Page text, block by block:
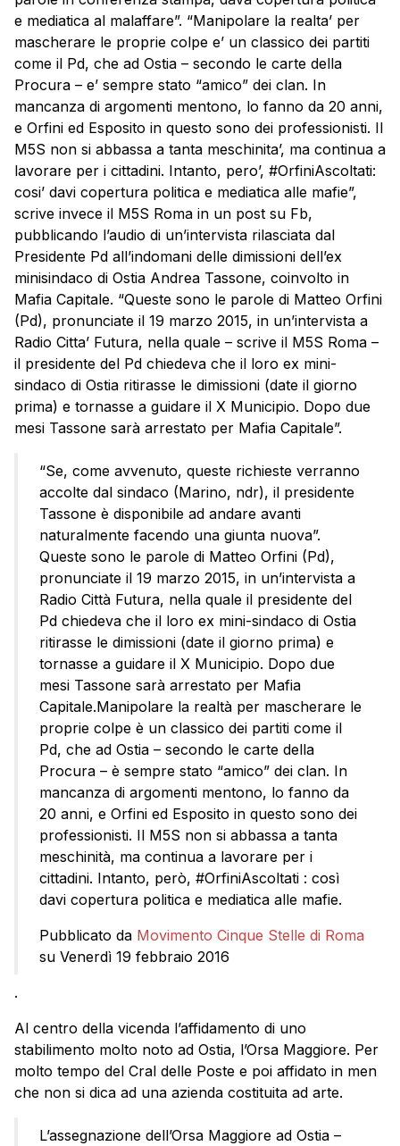
e mediatica al malaffare”. “Manipolare la realta’ per
mascherare le proprie colpe e’ un classico dei partiti
come il Pd, che ad Ostia – secondo le carte della
Procura – e’ sempre stato “amico” dei clan. In
mancanza di argomenti mentono, lo fanno da 20 anni,
e Orfini ed Esposito in questo sono dei professionisti. Il
M5S non si abbassa a tanta meschinita’, ma continua a
lavorare per i cittadini. Intanto, pero’, #OrfiniAscoltati:
cosi’ davi copertura politica e mediatica alle mafie”,
scrive invece il M5S Roma in un post su Fb,
pubblicando l’audio di un’intervista rilasciata dal
Presidente Pd all’indomani delle dimissioni dell’ex
minisindaco di Ostia Andrea Tassone, coinvolto in
Mafia Capitale. “Queste sono le parole di Matteo Orfini
(Pd), pronunciate il 19 marzo 2015, in un’intervista a
Radio Citta’ Futura, nella quale – scrive il M5S Roma –
il presidente del Pd chiedeva che il loro ex mini-
sindaco di Ostia ritirasse le dimissioni (date il giorno
prima) e tornasse a guidare il X Municipio. Dopo due
mesi Tassone sarà arrestato per Mafia Capitale”.
“Se, come avvenuto, queste richieste verranno
accolte dal sindaco (Marino, ndr), il presidente
Tassone è disponibile ad andare avanti
naturalmente facendo una giunta nuova”.
Queste sono le parole di Matteo Orfini (Pd),
pronunciate il 19 marzo 2015, in un’intervista a
Radio Città Futura, nella quale il presidente del
Pd chiedeva che il loro ex mini-sindaco di Ostia
ritirasse le dimissioni (date il giorno prima) e
tornasse a guidare il X Municipio. Dopo due
mesi Tassone sarà arrestato per Mafia
Capitale.Manipolare la realtà per mascherare le
proprie colpe è un classico dei partiti come il
Pd, che ad Ostia – secondo le carte della
Procura – è sempre stato “amico” dei clan. In
mancanza di argomenti mentono, lo fanno da
20 anni, e Orfini ed Esposito in questo sono dei
professionisti. Il M5S non si abbassa a tanta
meschinità, ma continua a lavorare per i
cittadini. Intanto, però, #OrfiniAscoltati : così
davi copertura politica e mediatica alle mafie.
Pubblicato da Movimento Cinque Stelle di Roma
su Venerdì 19 febbraio 2016
.
Al centro della vicenda l’affidamento di uno
stabilimento molto noto ad Ostia, l’Orsa Maggiore. Per
molto tempo del Cral delle Poste e poi affidato in men
che non si dica ad una azienda costituita ad arte.
L’assegnazione dell’Orsa Maggiore ad Ostia –